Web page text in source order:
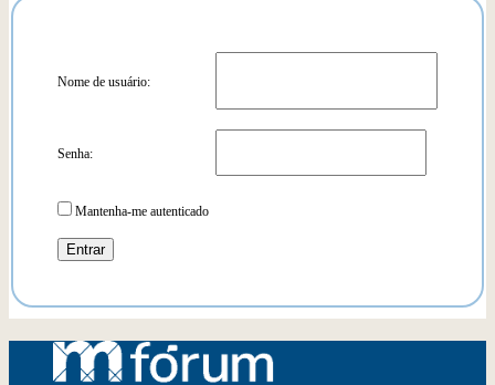
Nome de usuário:
Senha:
Mantenha-me autenticado
Entrar